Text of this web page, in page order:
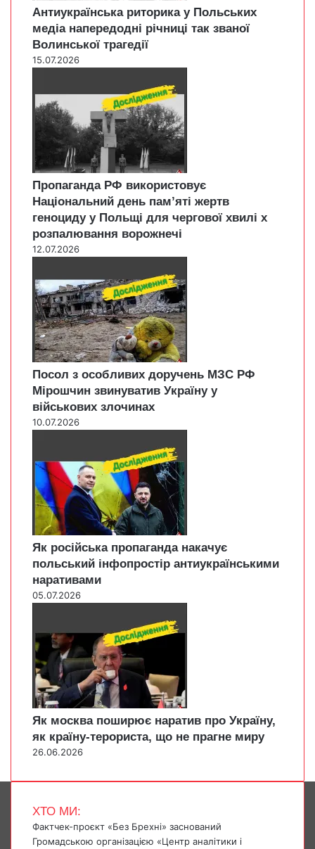
Антиукраїнська риторика у Польських
медіа напередодні річниці так званої
Волинської трагедії
15.07.2026
Пропаганда РФ використовує
Національний день пам’яті жертв
геноциду у Польщі для чергової хвилі х
розпалювання ворожнечі
12.07.2026
Посол з особливих доручень МЗС РФ
Мірошчин звинуватив Україну у
військових злочинах
10.07.2026
Як російська пропаганда накачує
польський інфопростір антиукраїнськими
наративами
05.07.2026
Як москва поширює наратив про Україну,
як країну-терориста, що не прагне миру
26.06.2026
ХТО МИ:
Фактчек-проєкт «Без Брехні» заснований
Громадською організацією «Центр аналітики і